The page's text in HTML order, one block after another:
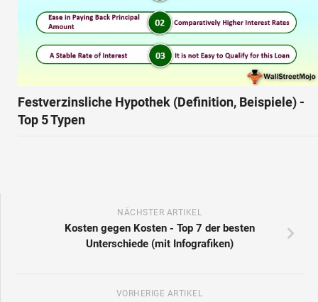
Festverzinsliche Hypothek (Definition, Beispiele) -
Top 5 Typen
NÄCHSTER ARTIKEL
Kosten gegen Kosten - Top 7 der besten
Unterschiede (mit Infografiken)
VORHERIGE ARTIKEL